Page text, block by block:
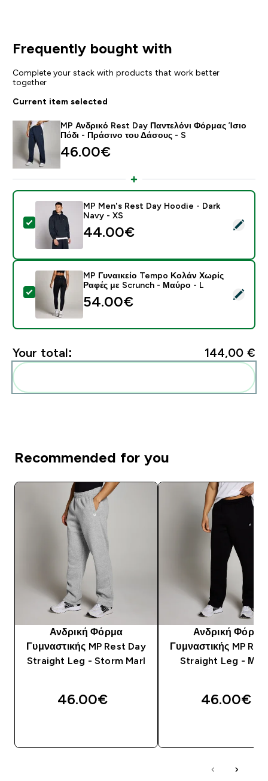
Frequently bought with
Complete your stack with products that work better
together
Current item selected
MP Ανδρικό Rest Day Παντελόνι Φόρμας Ίσιο
Πόδι - Πράσινο του Δάσους - S
46.00€‎
Select this product - MP Men's Rest Day Hoodie -
MP Men's Rest Day Hoodie - Dark
Navy - XS
44.00€‎
Select this product - MP Γυναικείο Tempo Κολάν
MP Γυναικείο Tempo Κολάν Χωρίς
Ραφές με Scrunch - Μαύρο - L
54.00€‎
Your total: 144,00 €‎
Recommended for you
Ανδρική Φόρμα
Γυμναστικής MP Rest Day
Straight Leg - Storm Marl
46.00€‎
Ανδρική Φόρμα
Γυμναστικής MP
Straight Leg -
46.00€‎